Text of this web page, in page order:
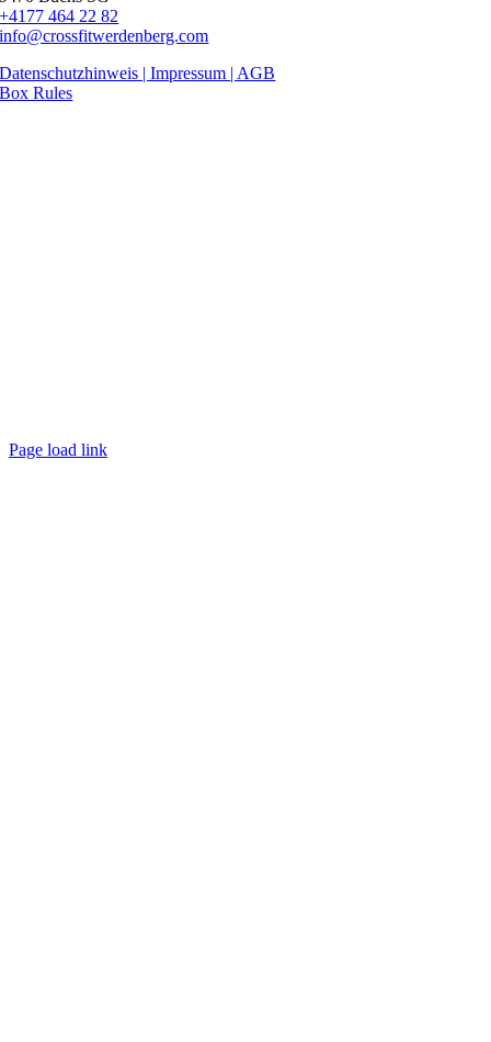
+4177 464 22 82
info@crossfitwerdenberg.com
Datenschutzhinweis | Impressum | AGB
Box Rules
Page load link